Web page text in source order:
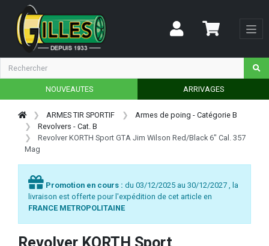
NOUVEAUTES ARRIVAGES
ARMES TIR SPORTIF
Armes de poing - Catégorie B
Revolvers - Cat. B
Revolver KORTH Sport GTA Jim Wilson Red/Black 6" Cal. 357
Mag
Promotion en cours : du 03/12/2025 au 30/12/2027 , la
livraison est offerte pour l'expédition de cet article en
FRANCE METROPOLITAINE
Revolver KORTH Sport